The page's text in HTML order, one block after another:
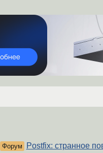
Форум
Postfix: странное